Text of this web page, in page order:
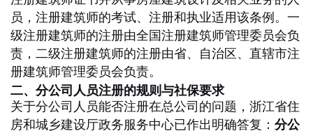
员，注册建筑师的考试、注册和执业适用该条例 。一
级注册建筑师的注册由全国注册建筑师管理委员会负
责，二级注册建筑师的注册由省、自治区、直辖市注
册建筑师管理委员会负责。
二、分公司人员注册的规则与社保要求
关于分公司人员能否注册在总公司的问题，浙江省住
房和城乡建设厅政务服务中心已作出明确答复： 分公